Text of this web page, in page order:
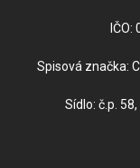
Spisová značka:
Sídlo: č.p.